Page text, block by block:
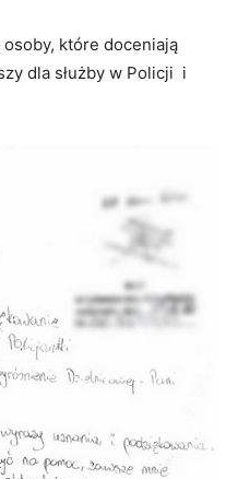
które doceniają
dla służby w Policji i